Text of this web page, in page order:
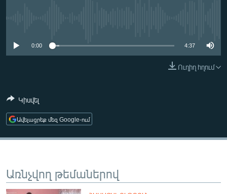
ՄԻՋԱԶԳԱՅԻՆ
ՄԵԿՆԱԲԱՆՈՒԹՅՈՒՆ
ՏՏ ԵՒ ԻՆՏԵՐՆԵՏ
ՏԵՍԱՆՅՈՒԹԵՐ
0:00 4:37
Ուղիղ հղում
Կիսվել
Ավելացրեք մեզ Google-ում
Առնչվող թեմաներով